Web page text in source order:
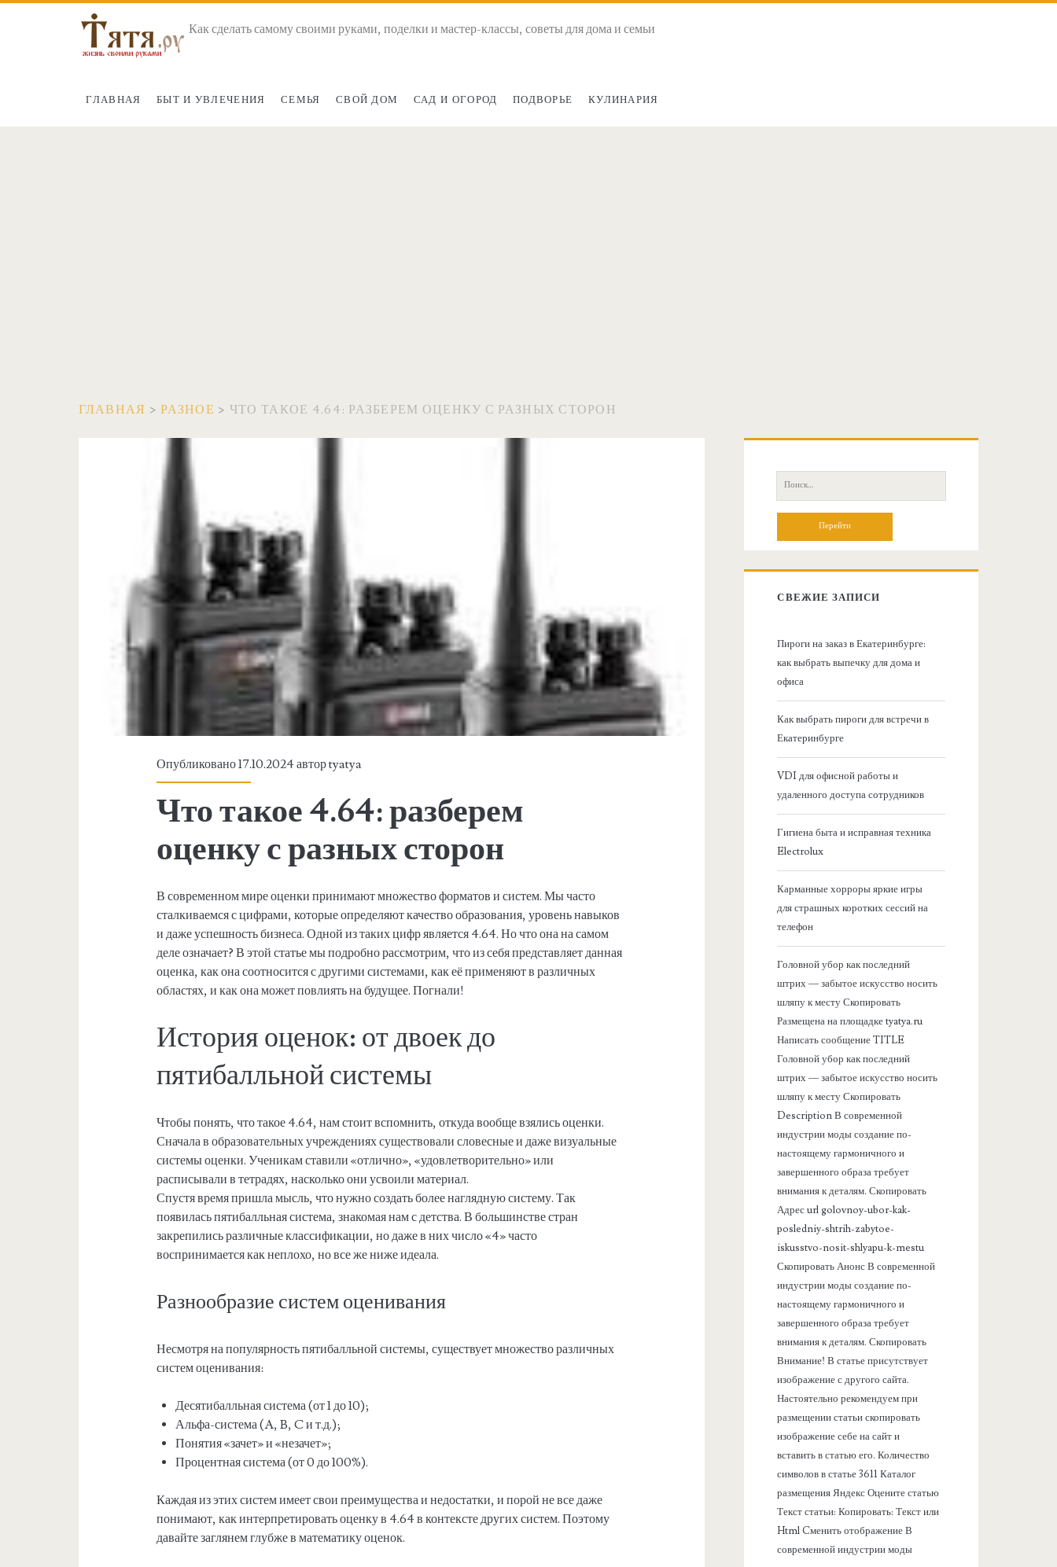
Как сделать самому своими руками, поделки и мастер-классы, советы для дома и семьи
ГЛАВНАЯ БЫТ И УВЛЕЧЕНИЯ СЕМЬЯ СВОЙ ДОМ САД И ОГОРОД ПОДВОРЬЕ КУЛИНАРИЯ
ГЛАВНАЯ >РАЗНОЕ > ЧТО ТАКОЕ 4.64: РАЗБЕРЕМ ОЦЕНКУ С РАЗНЫХ СТОРОН
Опубликовано 17.10.2024 авторtyatya
Что такое 4.64: разберем
оценку с разных сторон
В современном мире оценки принимают множество форматов и систем. Мы часто
сталкиваемся с цифрами, которые определяют качество образования, уровень навыков
и даже успешность бизнеса. Одной из таких цифр является 4.64. Но что она на самом
деле означает? В этой статье мы подробно рассмотрим, что из себя представляет данная
оценка, как она соотносится с другими системами, как её применяют в различных
областях, и как она может повлиять на будущее. Погнали!
История оценок: от двоек до
пятибалльной системы
Чтобы понять, что такое 4.64, нам стоит вспомнить, откуда вообще взялись оценки.
Сначала в образовательных учреждениях существовали словесные и даже визуальные
системы оценки. Ученикам ставили «отлично», «удовлетворительно» или
расписывали в тетрадях, насколько они усвоили материал.
Спустя время пришла мысль, что нужно создать более наглядную систему. Так
появилась пятибалльная система, знакомая нам с детства. В большинстве стран
закрепились различные классификации, но даже в них число «4» часто
воспринимается как неплохо, но все же ниже идеала.
Разнообразие систем оценивания
Несмотря на популярность пятибалльной системы, существует множество различных
систем оценивания:
Десятибалльная система (от 1 до 10);
Альфа-система (A, B, C и т.д.);
Понятия «зачет» и «незачет»;
Процентная система (от 0 до 100%).
Каждая из этих систем имеет свои преимущества и недостатки, и порой не все даже
понимают, как интерпретировать оценку в 4.64 в контексте других систем. Поэтому
давайте заглянем глубже в математику оценок.
о
П
о
:
СВЕЖИЕ ЗАПИСИ
Пироги на заказ в Екатеринбурге:
как выбрать выпечку для дома и
офиса
Как выбрать пироги для встречи в
Екатеринбурге
VDI для офисной работы и
удаленного доступа сотрудников
Гигиена быта и исправная техника
Electrolux
Карманные хорроры яркие игры
для страшных коротких сессий на
телефон
Головной убор как последний
штрих — забытое искусство носить
шляпу к месту Скопировать
Размещена на площадке tyatya.ru
Написать сообщение TITLE
Головной убор как последний
штрих — забытое искусство носить
шляпу к месту Скопировать
Description В современной
индустрии моды создание по-
настоящему гармоничного и
завершенного образа требует
внимания к деталям. Скопировать
Адрес url golovnoy-ubor-kak-
posledniy-shtrih-zabytoe-
iskusstvo-nosit-shlyapu-k-mestu
Скопировать Анонс В современной
индустрии моды создание по-
настоящему гармоничного и
завершенного образа требует
внимания к деталям. Скопировать
Внимание! В статье присутствует
изображение с другого сайта.
Настоятельно рекомендуем при
размещении статьи скопировать
изображение себе на сайт и
вставить в статью его. Количество
символов в статье 3611 Каталог
размещения Яндекс Оцените статью
Текст статьи: Копировать: Текст или
Html Cменить отображение В
современной индустрии моды